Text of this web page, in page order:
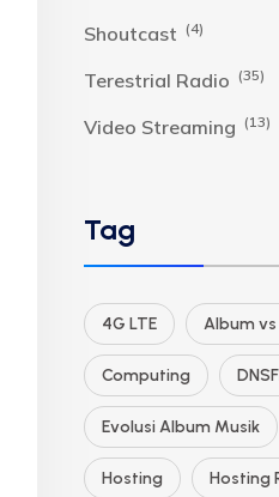
Shoutcast (4)
Terestrial Radio (35)
Video Streaming (13)
Tag
4G LTE Album
Computing
Evolusi Album Musik
Hosting Hosting